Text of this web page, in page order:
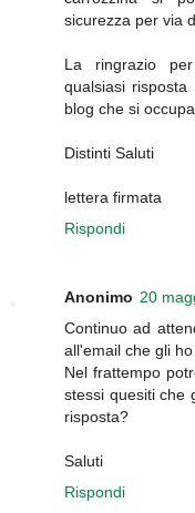
sicurezza per via
La ringrazio
qualsiasi
blog che si
Distinti Saluti
lettera firmata
Rispondi
Anonimo 20
Continuo ad
all'email che gli
Nel frattempo
stessi quesiti che
risposta?
Saluti
Rispondi